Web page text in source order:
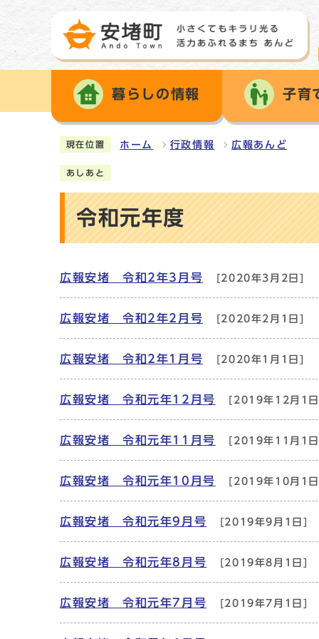
暮らしの情報 子育
現在位置 ホーム 行政情報 広報あんど
あしあと
令和元年度
広報安堵 令和2年3月号 [2020年3月2日]
広報安堵 令和2年2月号 [2020年2月1日]
広報安堵 令和2年1月号 [2020年1月1日]
広報安堵 令和元年12月号 [2019年12月1
広報安堵 令和元年11月号 [2019年11月1
広報安堵 令和元年10月号 [2019年10月1
広報安堵 令和元年9月号 [2019年9月1日]
広報安堵 令和元年8月号 [2019年8月1日]
広報安堵 令和元年7月号 [2019年7月1日]